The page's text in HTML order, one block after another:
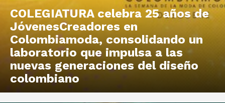
COLEGIATURA celebra 25 años de
JóvenesCreadores en
Colombiamoda, consolidando un
laboratorio que impulsa a las
nuevas generaciones del diseño
colombiano